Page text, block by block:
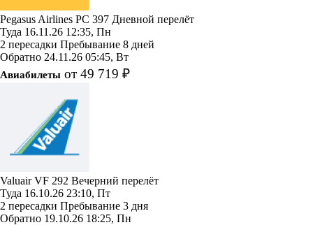
Pegasus Airlines PC 397 Дневной перелёт
Туда 16.11.26 12:35, Пн
2 пересадки Пребывание 8 дней
Обратно 24.11.26 05:45, Вт
Авиабилеты от 49 719 ₽
ValuairVF 292 Вечерний перелёт
Туда 16.10.26 23:10, Пт
2 пересадки Пребывание 3 дня
Обратно 19.10.26 18:25, Пн